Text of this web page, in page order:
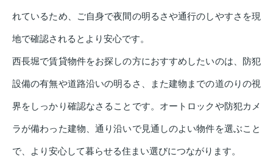
れているため、ご自身で夜間の明るさや通行のしやすさを現
地で確認されるとより安心です。
西長堀で賃貸物件をお探しの方におすすめしたいのは、防犯
設備の有無や道路沿いの明るさ、また建物までの道のりの視
界をしっかり確認なさることです。オートロックや防犯カメ
ラが備わった建物、通り沿いで見通しのよい物件を選ぶこと
で、より安心して暮らせる住まい選びにつながります。